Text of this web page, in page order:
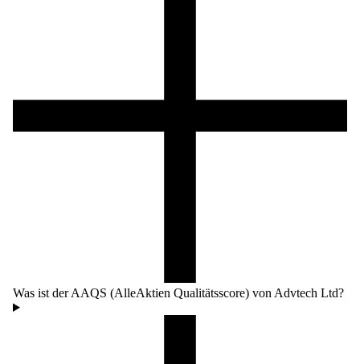
Was ist der AAQS (AlleAktien Qualitätsscore) von Advtech Ltd?